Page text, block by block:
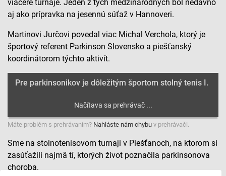
viaceré turnaje. Jeden z tých medzinárodných bol nedávno
aj ako prípravka na jesennú súťaž v Hannoveri.
Martinovi Jurčovi povedal viac Michal Verchola, ktorý je
športový referent Parkinson Slovensko a piešťanský
koordinátorom týchto aktivít.
Pre parkinsonikov je dôležitým športom stolný tenis I.
Máte problém s prehrávaním? Nahláste nám chybu v prehrávači.
Sme na stolnotenisovom turnaji v Piešťanoch, na ktorom si
zasúťažili najmä tí, ktorých život poznačila parkinsonova
choroba.